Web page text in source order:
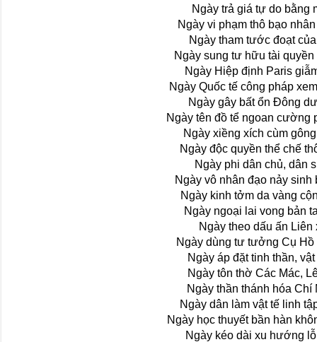
Ngày trả giá tự do bằng
Ngày vi phạm thô bạo
Ngày tham tước đoạt
Ngày sung tư hữu tài quyền
Ngày Hiệp định Paris
Ngày Quốc tế công pháp
Ngày gây bất ổn Ðông
Ngày tên đồ tể ngoan cường
Ngày xiềng xích cùm
Ngày độc quyền thể chế
Ngày phi dân chủ, dân
Ngày vô nhân đạo nảy sinh
Ngày kinh tởm da vàng
Ngày ngoại lai vong bản
Ngày theo dấu ấn Liên
Ngày dùng tư tưởng Cụ Hồ
Ngày áp đặt tinh thần,
Ngày tôn thờ Các Mác,
Ngày thần thánh hóa Chí
Ngày dân làm vật tế linh
Ngày học thuyết bần hàn
Ngày kéo dài xu hướng